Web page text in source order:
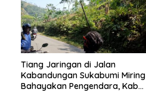
Tiang Jaringan di Jalan
Kabandungan Sukabumi Miring
Bahayakan Pengendara, Kabel